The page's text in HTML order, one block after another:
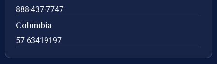
888-437-7747
Colombia
57 63419197